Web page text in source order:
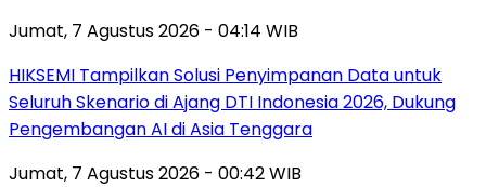
Jumat, 7 Agustus 2026 - 04:14 WIB
HIKSEMI Tampilkan Solusi Penyimpanan Data untuk
Seluruh Skenario di Ajang DTI Indonesia 2026, Dukung
Pengembangan AI di Asia Tenggara
Jumat, 7 Agustus 2026 - 00:42 WIB